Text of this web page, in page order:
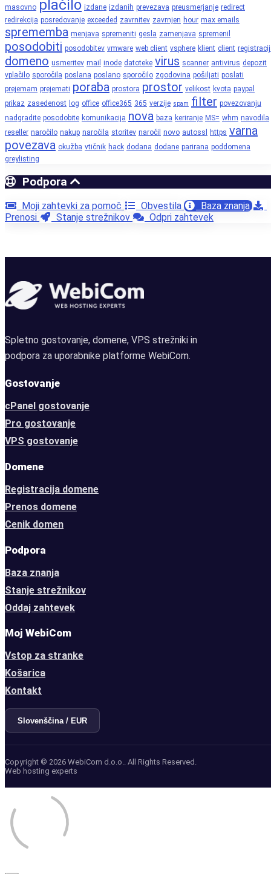
masovno plačilo izdane izdanih prevezava preusmerjanje redirect
redirekcija posredovanje exceeded zavrnitev zavrnjen hour max emails
sprememba menjava spremeniti gesla zamenjava spremenil
posodobiti posodobitev vmware web client vsphere klient client
domeno usmeritev mail inode datoteke virus scanner antivirus depozit
vplačilo sporočila poslana poslano sporočilo zgodovina pošiljati poslati
prejemam prejemati poraba prostora prostor velikost kvota paypal
prikaz zasedenost log office office365 365 verzije spam filter povezovanju
nadgradite posodobite komunikacija nova baza keriranje MS= whm navodila
reseller naročilo nakup naročila storitev naročil novo autossl https varna
povezava okužba vtičnik hack dodana dodane parirana poddomena
greylisting
Podpora
Moji zahtevki za pomoč Obvestila
Baza znanja
Prenosi
Stanje strežnikov Odpri zahtevek
Spletno gostovanje, domene, VPS strežniki in
podpora za uporabnike platforme WebiCom.
Gostovanje
cPanel gostovanje
Pro gostovanje
VPS gostovanje
Domene
Registracija domene
Prenos domene
Cenik domen
Podpora
Baza znanja
Stanje strežnikov
Oddaj zahtevek
Moj WebiCom
Vstop za stranke
Košarica
Kontakt
Slovenščina / EUR
Copyright © 2026 WebiCom d.o.o.. All Rights Reserved.
Web hosting experts